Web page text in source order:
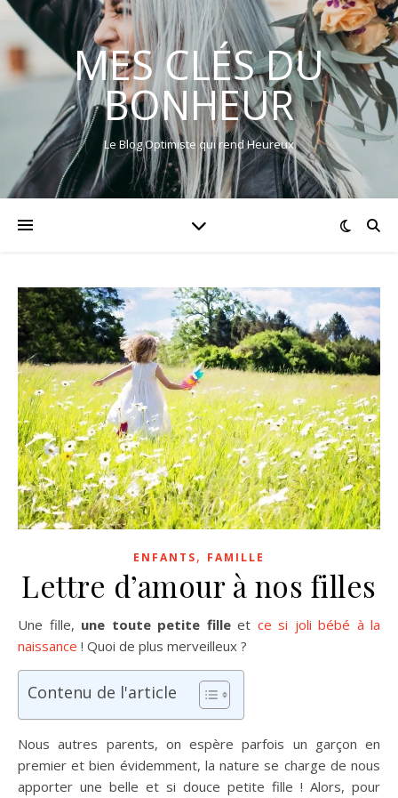
MES CLÉS DU
BONHEUR
Le Blog Optimiste qui rend Heureux
ENFANTS, FAMILLE
Lettre d’amour à nos filles
Une fille, une toute petite filleet ce si joli bébé à la
naissance ! Quoi de plus merveilleux ?
Contenu de l'article
Nous autres parents, on espère parfois un garçon en
premier et bien évidemment, la nature se charge de nous
apporter une belle et si douce petite fille ! Alors, pour